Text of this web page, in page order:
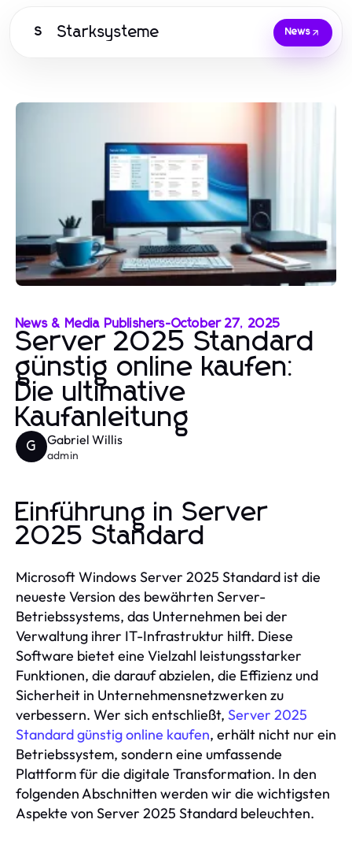
S Starksysteme News
News & Media Publishers-October 27, 2025
Server 2025 Standard
günstig online kaufen:
Die ultimative
Kaufanleitung
G Gabriel Willis
admin
Einführung in Server
2025 Standard
Microsoft Windows Server 2025 Standard ist die
neueste Version des bewährten Server-
Betriebssystems, das Unternehmen bei der
Verwaltung ihrer IT-Infrastruktur hilft. Diese
Software bietet eine Vielzahl leistungsstarker
Funktionen, die darauf abzielen, die Effizienz und
Sicherheit in Unternehmensnetzwerken zu
verbessern. Wer sich entschließt, Server 2025
Standard günstig online kaufen, erhält nicht nur ein
Betriebssystem, sondern eine umfassende
Plattform für die digitale Transformation. In den
folgenden Abschnitten werden wir die wichtigsten
Aspekte von Server 2025 Standard beleuchten.